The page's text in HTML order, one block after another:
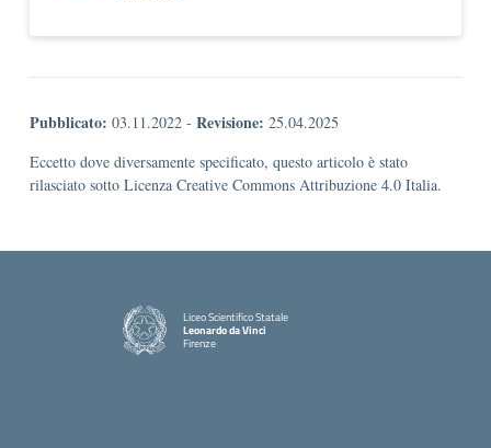
Pubblicato: 03.11.2022 - Revisione: 25.04.2025
Eccetto dove diversamente specificato, questo articolo è stato
rilasciato sotto Licenza Creative Commons Attribuzione 4.0 Italia.
Liceo Scientifico Statale
Leonardo da Vinci
Firenze